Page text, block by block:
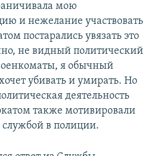
мою
и нежелание участвовать
постарались увязать это
не видный политический
я обычный
убивать и умирать. Но
деятельность
также мотивировали
в полиции.